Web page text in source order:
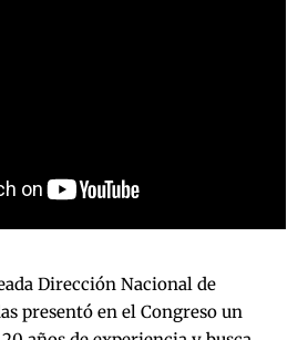
Dirección Nacional de
presentó en el Congreso un